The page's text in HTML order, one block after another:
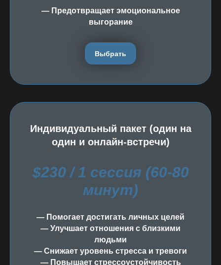
— Предотвращает эмоциональное
выгорание
Выбрать
Индивидуальный пакет (один на
один и онлайн-встречи)
$230 / 1 сессия (60-80
минут)
— Помогает достигать личных целей
— Улучшает отношения с близкими
людьми
— Снижает уровень стресса и тревоги
— Повышает стрессоустойчивость